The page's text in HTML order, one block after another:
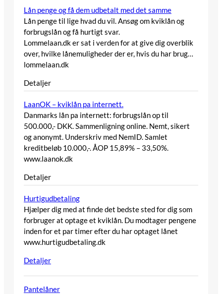
Lån penge og få dem udbetalt med det samme
Lån penge til lige hvad du vil. Ansøg om kviklån og
forbrugslån og få hurtigt svar.
Lommelaan.dk er sat i verden for at give dig overblik
over, hvilke lånemuligheder der er, hvis du har brug…
lommelaan.dk
Detaljer
LaanOK – kviklån pa internett.
Danmarks lån pa internett: forbrugslån op til
500.000,- DKK. Sammenligning online. Nemt, sikert
og anonymt. Underskriv med NemID. Samlet
kreditbeløb 10.000,-. ÅOP 15,89% – 33,50%.
www.laanok.dk
Detaljer
Hurtigudbetaling
Hjælper dig med at finde det bedste sted for dig som
forbruger at optage et kviklån. Du modtager pengene
inden for et par timer efter du har optaget lånet
www.hurtigudbetaling.dk
Detaljer
Pantelåner